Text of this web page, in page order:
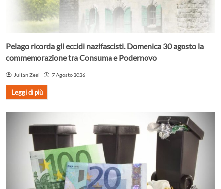
Pelago ricorda gli eccidi nazifascisti. Domenica 30 agosto la
commemorazione tra Consuma e Podernovo
Julian Zeni 7 Agosto 2026
Leggi di più